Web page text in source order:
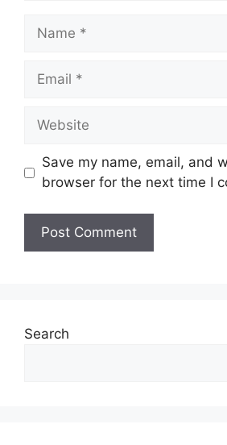
Name
Email
Website
Save my name, email, and
browser for the next time I
Search